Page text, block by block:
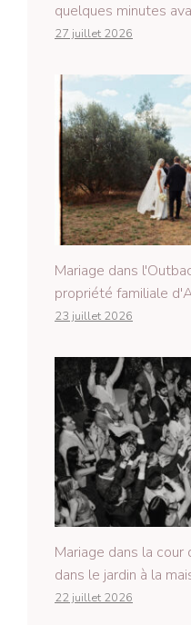
quelques minutes
27 juillet 2026
Mariage dans
propriété familiale
23 juillet 2026
Mariage dans la cour
dans le jardin à la
22 juillet 2026